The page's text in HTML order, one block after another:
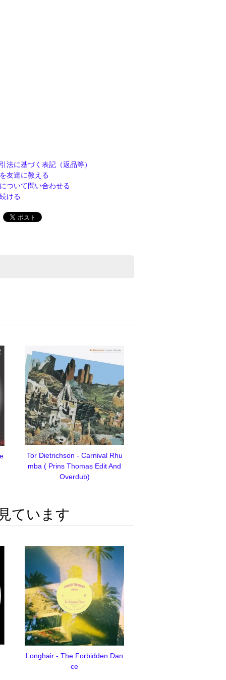
法に基づく表記（返品等）
友達に教える
ついて問い合わせる
ける
Tor Dietrichson - Carnival Rhu
mba ( Prins Thomas Edit And
Overdub)
ています
Longhair - The Forbidden Dan
ce